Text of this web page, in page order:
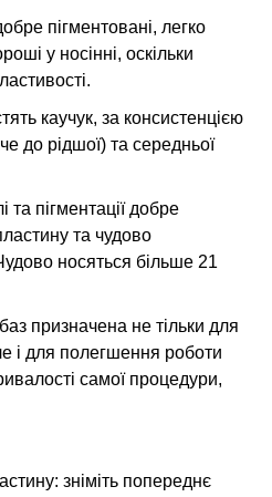
пігментовані, легко
у носінні, оскільки
каучук, за консистенцією
до рідшої) та середньої
пігментації добре
та чудово
носяться більше 21
призначена не тільки для
і для полегшення роботи
самої процедури,
зніміть попереднє